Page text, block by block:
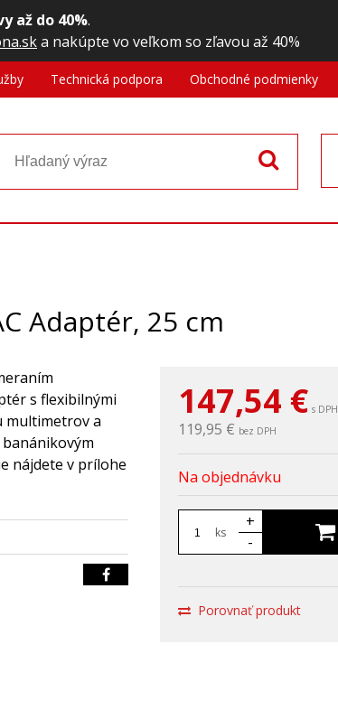
až do 40%.
a nakúpte vo veľkom so zľavou až 40%
Technická podpora Obchodné podmienky
Adaptér, 25 cm
147,54 € s DPH
119,95 € bez DPH
Na objednávku
ks
+
-
Porovnať produkt
s flexibilnými
multimetrov a
nájdete v prílohe